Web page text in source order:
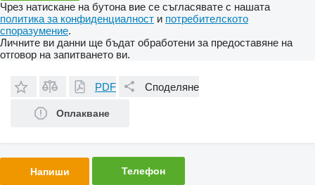
Чрез натискане на бутона вие се съгласявате с нашата
политика за конфиденциалност и потребителското
споразумение.
Личните ви данни ще бъдат обработени за предоставяне на
отговор на запитването ви.
PDF Споделяне
Оплакване
Напиши Телефон